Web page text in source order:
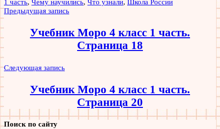
1 часть, Чему научились, Что узнали, Школа России
Навигация
по
записям
Предыдущая запись
Учебник Моро 4 класс 1 часть.
Страница 18
Следующая запись
Учебник Моро 4 класс 1 часть.
Страница 20
Поиск по сайту